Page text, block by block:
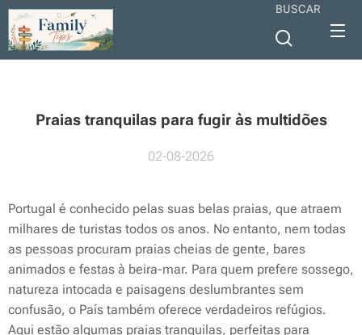
BUSCAR
Praias tranquilas para fugir às multidões
02-08-2026
Portugal é conhecido pelas suas belas praias, que atraem
milhares de turistas todos os anos. No entanto, nem todas
as pessoas procuram praias cheias de gente, bares
animados e festas à beira-mar. Para quem prefere sossego,
natureza intocada e paisagens deslumbrantes sem
confusão, o País também oferece verdadeiros refúgios.
Aqui estão algumas praias tranquilas, perfeitas para